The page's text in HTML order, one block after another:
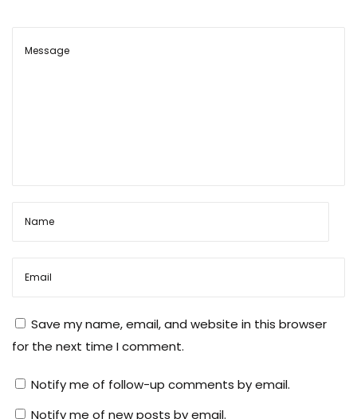
Save my name, email, and website in this browser
for the next time I comment.
Notify me of follow-up comments by email.
Notify me of new posts by email.